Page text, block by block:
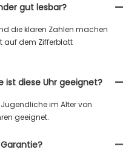
gut lesbar?
die klaren Zahlen machen
auf dem Zifferblatt
ist diese Uhr geeignet?
im Alter von
geeignet.